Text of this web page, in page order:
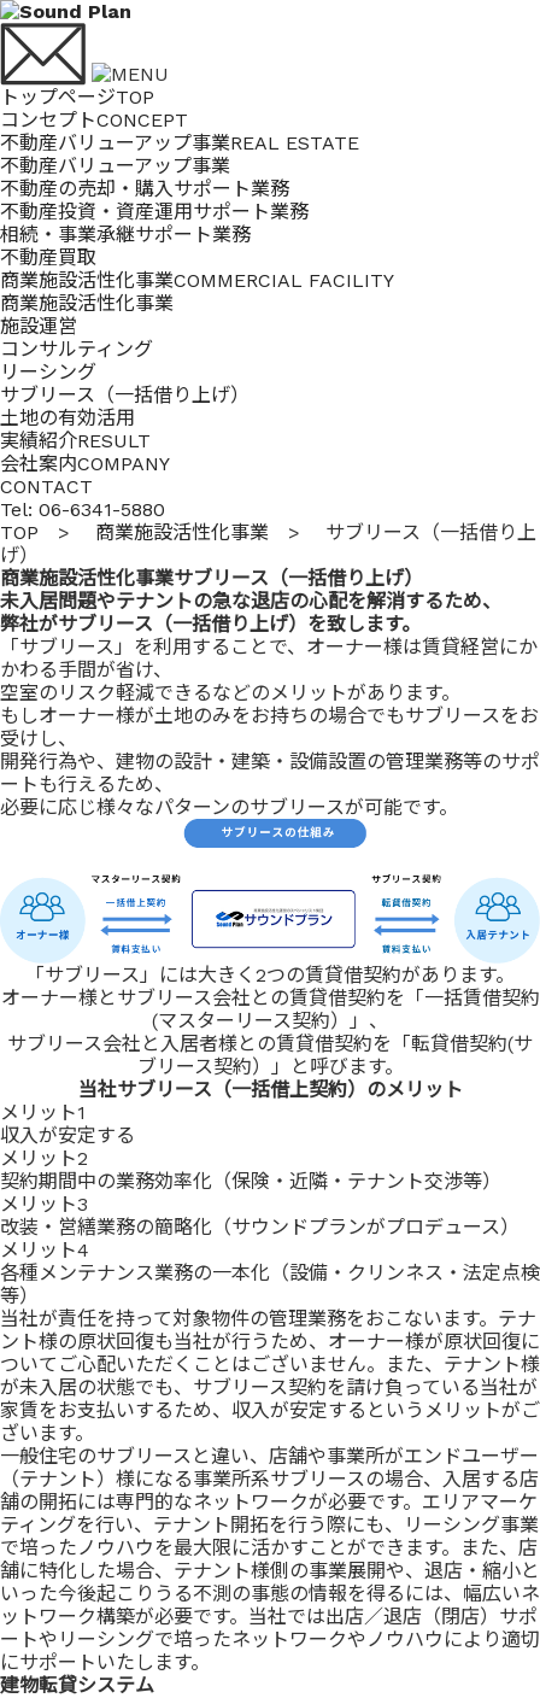
トップページTOP
コンセプトCONCEPT
不動産バリューアップ事業REAL ESTATE
不動産バリューアップ事業
不動産の売却・購入サポート業務
不動産投資・資産運用サポート業務
相続・事業承継サポート業務
不動産買取
商業施設活性化事業COMMERCIAL FACILITY
商業施設活性化事業
施設運営
コンサルティング
リーシング
サブリース（一括借り上げ）
土地の有効活用
実績紹介RESULT
会社案内COMPANY
CONTACT
Tel: 06-6341-5880
TOP > 商業施設活性化事業 > サブリース（一括借り上
げ）
商業施設活性化事業サブリース（一括借り上げ）
未入居問題やテナントの急な退店の心配を解消するため、
弊社がサブリース（一括借り上げ）を致します。
「サブリース」を利用することで、オーナー様は賃貸経営にか
かわる手間が省け、
空室のリスク軽減できるなどのメリットがあります。
もしオーナー様が土地のみをお持ちの場合でもサブリースをお
受けし、
開発行為や、建物の設計・建築・設備設置の管理業務等のサポ
ートも行えるため、
必要に応じ様々なパターンのサブリースが可能です。
「サブリース」には大きく2つの賃貸借契約があります。
オーナー様とサブリース会社との賃貸借契約を「一括賃借契約
(マスターリース契約）」、
サブリース会社と入居者様との賃貸借契約を「転貸借契約(サ
ブリース契約）」と呼びます。
当社サブリース（一括借上契約）のメリット
メリット1
収入が安定する
メリット2
契約期間中の業務効率化 （保険・近隣・テナント交渉等）
メリット3
改装・営繕業務の簡略化 （サウンドプランがプロデュース）
メリット4
各種メンテナンス業務の一本化 （設備・クリンネス・法定点検
等）
当社が責任を持って対象物件の管理業務をおこないます。テナ
ント様の原状回復も当社が行うため、オーナー様が原状回復に
ついてご心配いただくことはございません。また、テナント様
が未入居の状態でも、サブリース契約を請け負っている当社が
家賃をお支払いするため、収入が安定するというメリットがご
ざいます。
一般住宅のサブリースと違い、店舗や事業所がエンドユーザー
（テナント）様になる事業所系サブリースの場合、入居する店
舗の開拓には専門的なネットワークが必要です。エリアマーケ
ティングを行い、テナント開拓を行う際にも、リーシング事業
で培ったノウハウを最大限に活かすことができます。また、店
舗に特化した場合、テナント様側の事業展開や、退店・縮小と
いった今後起こりうる不測の事態の情報を得るには、幅広いネ
ットワーク構築が必要です。当社では出店／退店（閉店）サポ
ートやリーシングで培ったネットワークやノウハウにより適切
にサポートいたします。
建物転貸システム